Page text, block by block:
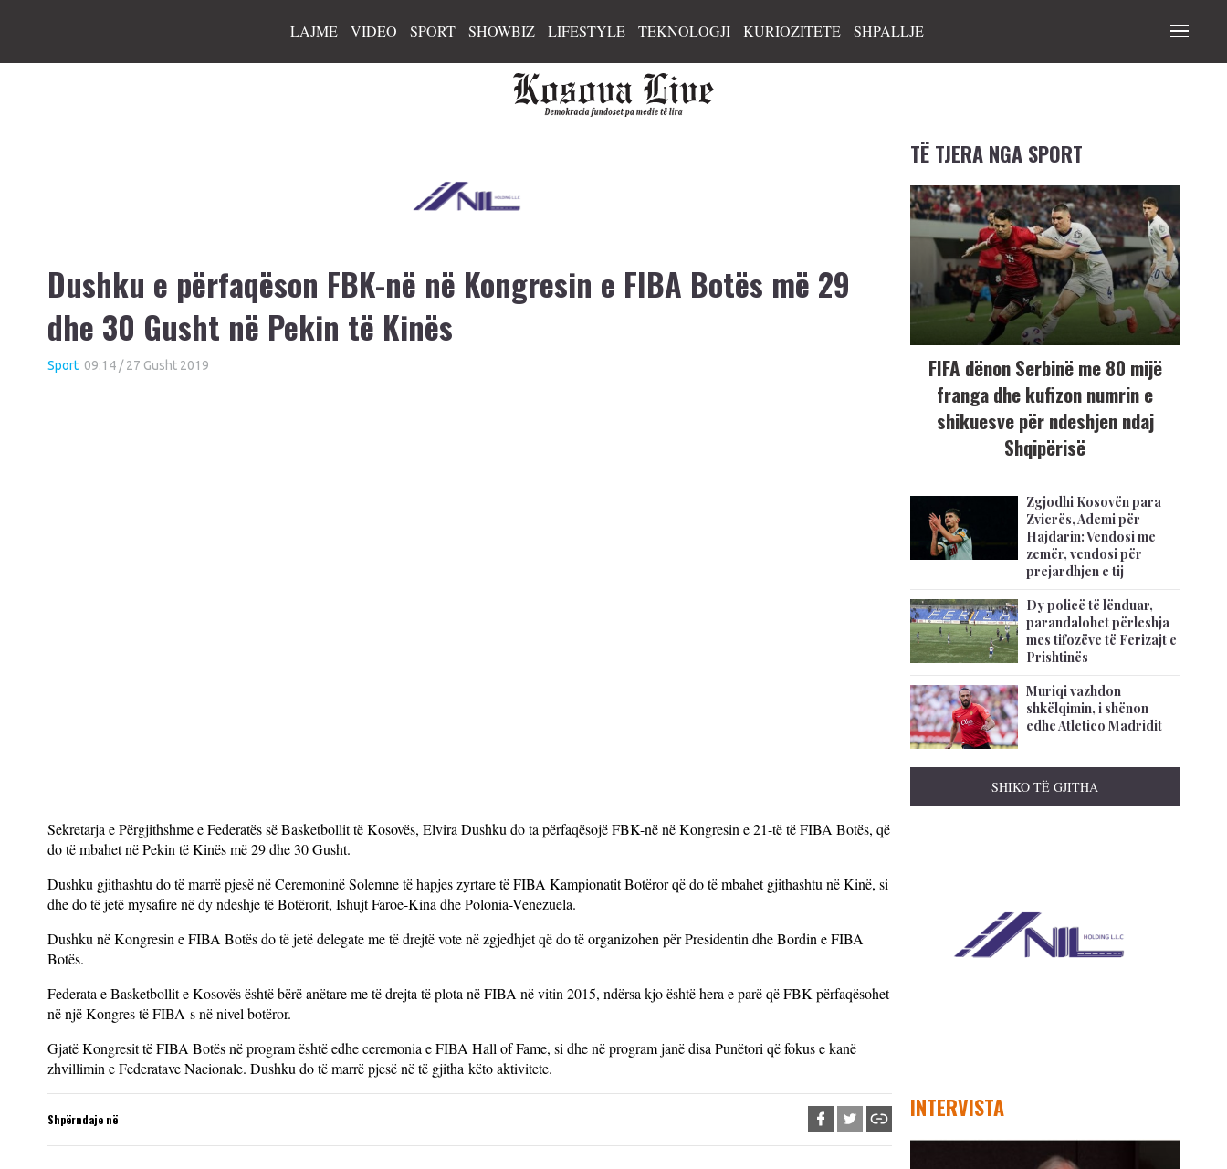
LAJME VIDEO SPORT SHOWBIZ LIFESTYLE TEKNOLOGJI KURIOZITETE SHPALLJE
Dushku e përfaqëson FBK-në në Kongresin e FIBA Botës më 29
dhe 30 Gusht në Pekin të Kinës
Sport 09:14 / 27 Gusht 2019
Sekretarja e Përgjithshme e Federatës së Basketbollit të Kosovës, Elvira Dushku do ta përfaqësojë FBK-në në Kongresin e 21-të të FIBA Botës, që
do të mbahet në Pekin të Kinës më 29 dhe 30 Gusht.
Dushku gjithashtu do të marrë pjesë në Ceremoninë Solemne të hapjes zyrtare të FIBA Kampionatit Botëror që do të mbahet gjithashtu në Kinë, si
dhe do të jetë mysafire në dy ndeshje të Botërorit, Ishujt Faroe-Kina dhe Polonia-Venezuela.
Dushku në Kongresin e FIBA Botës do të jetë delegate me të drejtë vote në zgjedhjet që do të organizohen për Presidentin dhe Bordin e FIBA
Botës.
Federata e Basketbollit e Kosovës është bërë anëtare me të drejta të plota në FIBA në vitin 2015, ndërsa kjo është hera e parë që FBK përfaqësohet
në një Kongres të FIBA-s në nivel botëror.
Gjatë Kongresit të FIBA Botës në program është edhe ceremonia e FIBA Hall of Fame, si dhe në program janë disa Punëtori që fokus e kanë
zhvillimin e Federatave Nacionale. Dushku do të marrë pjesë në të gjitha këto aktivitete.
Shpërndaje në
TË TJERA NGA SPORT
FIFA dënon Serbinë me 80 mijë
franga dhe kufizon numrin e
shikuesve për ndeshjen ndaj
Shqipërisë
Zgjodhi Kosovën para
Zvicrës, Ademi për
Hajdarin: Vendosi me
zemër, vendosi për
prejardhjen e tij
Dy policë të lënduar,
parandalohet përleshja
mes tifozëve të Ferizajt e
Prishtinës
Muriqi vazhdon
shkëlqimin, i shënon
edhe Atletico Madridit
SHIKO TË GJITHA
INTERVISTA